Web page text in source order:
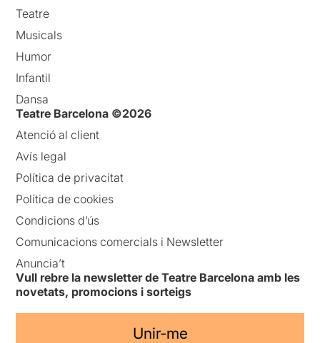
Teatre
Musicals
Humor
Infantil
Dansa
Teatre Barcelona ©2026
Atenció al client
Avís legal
Política de privacitat
Política de cookies
Condicions d’ús
Comunicacions comercials i Newsletter
Anuncia’t
Vull rebre la newsletter de Teatre Barcelona amb les
novetats, promocions i sorteigs
Unir-me